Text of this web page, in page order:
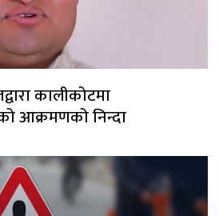
कालीकोटमा
आक्रमणको निन्दा